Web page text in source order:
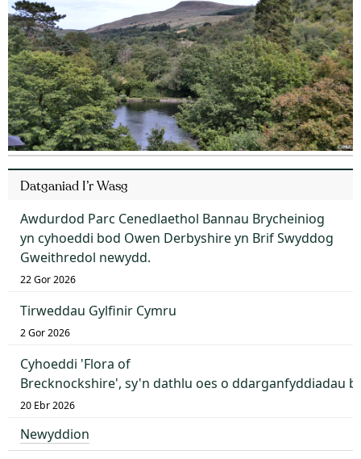
Datganiad I’r Wasg
Awdurdod Parc Cenedlaethol Bannau Brycheiniog
yn cyhoeddi bod Owen Derbyshire yn Brif Swyddog
Gweithredol newydd.
22 Gor 2026
Tirweddau Gylfinir Cymru
2 Gor 2026
Cyhoeddi 'Flora of
Brecknockshire', sy'n dathlu oes o ddarganfyddiadau
20 Ebr 2026
Newyddion